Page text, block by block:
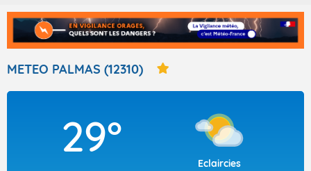
TOUS LES RÉSULTATS
Articles
METEO PALMAS (12310)
29°
Eclaircies